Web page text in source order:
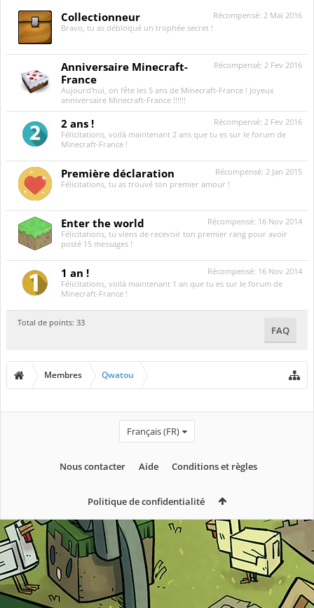
Récompensé: 2 Mai 2016
Collectionneur
Bravo, tu as débloqué un trophée secret !
Récompensé: 2 Fev 2016
Anniversaire Minecraft-
France
Aujourd'hui, on fête les 5 ans de Minecraft-France ! Joyeux
anniversaire Minecraft-France !!!!!!
Récompensé: 2 Fev 2016
2 ans !
Félicitations, voilà maintenant 2 ans que tu es sur le forum de
Minecraft-France !
Récompensé: 2 Jan 2015
Première déclaration
Félicitations, tu as trouvé ton premier amour !
Récompensé: 16 Nov 2014
Enter the world
Félicitations, tu viens de recevoir ton premier rang pour avoir
posté 15 messages !
Récompensé: 16 Nov 2014
1 an !
Félicitations, voilà maintenant 1 an que tu es sur le forum de
Minecraft-France !
Total de points: 33
FAQ
Membres Qwatou
Français (FR)
Nous contacter Aide Conditions et règles
Politique de confidentialité